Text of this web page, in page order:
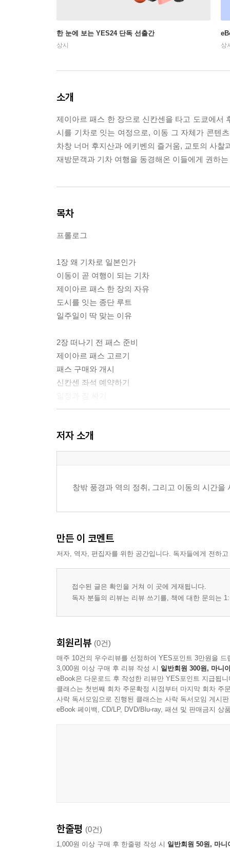
한 눈에 보는 YES24 단독 선출간
상시 상
소개
제이아르 패스 한 장으로 신칸센을 타고 도쿄에서
시를 기차로 잇는 여정으로, 이동 그 자체가 콘텐
차창 너머 후지산과 에키벤의 즐거움, 교토의 사
재방문객과 기차 여행을 동경해온 이들에게 권하
목차
프롤로그
1장 왜 기차로 일본인가
이동이 곧 여행이 되는 기차
제이아르 패스 한 장의 자유
도시를 잇는 종단 루트
일주일이 딱 맞는 이유
2장 떠나기 전 패스 준비
제이아르 패스 고르기
패스 구매와 개시
신칸센 좌석 예약하기
도쿄역과 신칸센 첫 탑승
창밖으로 만나는 후지산
사슴의 도시 나라
로컬선과 환승의 묘미
5장 서쪽으로 더 멀리
히로시마와 평화공원
종착지 후쿠오카
6장 기차 여행을 위한 가이드
육박 칠일 추천 루트
예산과 패스 본전 뽑기
기차 여행 스마트 팁
저자 소개
창밖 풍경과 역의 정취, 그리고 이동의 시간
만든 이 코멘트
저자, 역자, 편집자를 위한 공간입니다. 독자들에게 전하
접수된 글은 확인을 거쳐 이 곳에 게재됩니다.
독자 분들의 리뷰는 리뷰 쓰기를, 책에 대한 문의는
회원리뷰 (0건)
매주 10건의 우수리뷰를 선정하여 YES포인트 3만원을 드
3,000원 이상 구매 후 리뷰 작성 시 일반회원 300원, 마니
eBook은 다운로드 후 작성한 리뷰만 YES포인트 지급됩니
클래스는 첫번째 회차 주문확정 시점부터 마지막 회차 주
사락 독서모임으로 진행된 클래스는 사락 독서모임 게시
eBook 페이백, CD/LP, DVD/Blu-ray, 패션 및 판매금지 상
한줄평 (0건)
1,000원 이상 구매 후 한줄평 작성 시 일반회원 50원, 마니